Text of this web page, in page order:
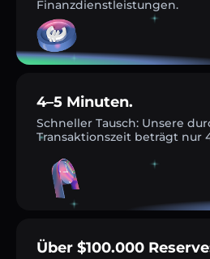
Finanzdienstleistungen.
4–5 Minuten.
Schneller Tausch: Unsere
Transaktionszeit beträgt nur
Über $100.000